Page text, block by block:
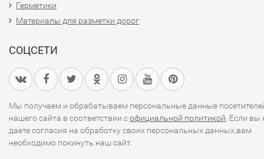
Герметики
Материалы для разметки дорог
СОЦСЕТИ
Мы получаем и обрабатываем персональные данные
нашего сайта в соответствии софициальной политикой . Если вы
даете согласия на обработку своих персональных данных,вам
необходимо покинуть наш сайт.